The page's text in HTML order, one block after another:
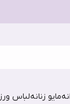
مایو زنانهلباس